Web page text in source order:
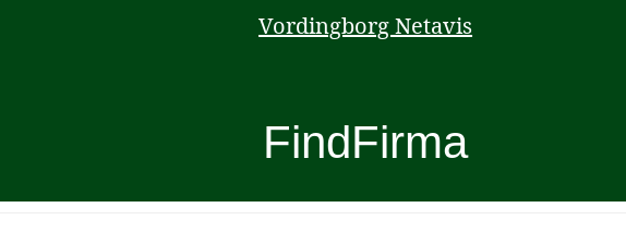
Vordingborg Netavis
FindFirma